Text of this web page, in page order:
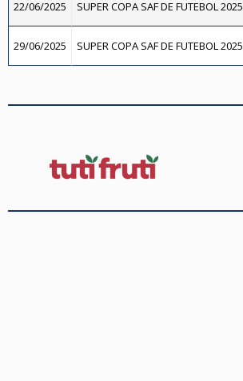
22/06/2025 SUPER COPA SAF DE FUTEBOL 2025
29/06/2025 SUPER COPA SAF DE FUTEBOL 2025